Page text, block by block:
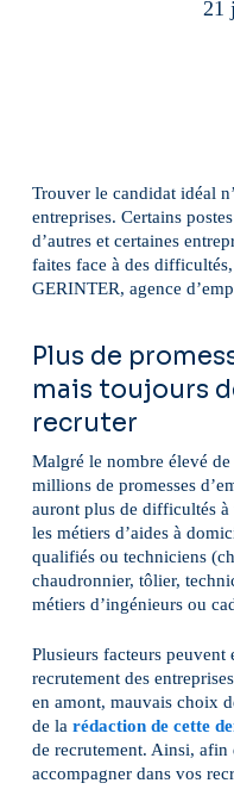
21
Trouver le candidat idéal
entreprises. Certains
d’autres et certaines
faites face à des
GERINTER, agence
Plus de
mais toujours
recruter
Malgré le nombre élevé
millions de promesses
auront plus de difficultés
les métiers d’aides à
qualifiés ou techniciens
chaudronnier, tôlier,
métiers d’ingénieurs ou
Plusieurs facteurs
recrutement des
en amont, mauvais choix
de la rédaction de cette
de recrutement. Ainsi,
accompagner dans vos